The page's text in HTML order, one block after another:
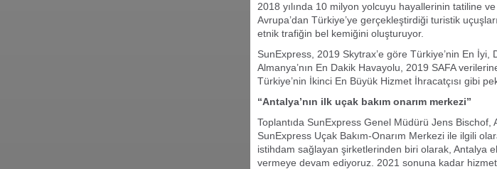
2018 yılında 10 milyon yolcuyu hayallerinin tatiline
Avrupa’dan Türkiye’ye gerçekleştirdiği turistik
etnik trafiğin bel kemiğini oluşturuyor.
SunExpress, 2019 Skytrax’e göre Türkiye’nin En İyi,
Almanya’nın En Dakik Havayolu, 2019 SAFA
Türkiye’nin İkinci En Büyük Hizmet İhracatçısı gibi
“Antalya’nın ilk uçak bakım onarım merkezi”
Toplantıda SunExpress Genel Müdürü Jens Bischof,
SunExpress Uçak Bakım-Onarım Merkezi ile ilgili
istihdam sağlayan şirketlerinden biri olarak, Antalya
vermeye devam ediyoruz. 2021 sonuna kadar